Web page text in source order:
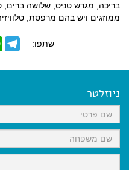
בריכה, מגרש טניס, שלושה ברים,
ממוזגים ויש בהם מרפסת,
שתפו:
t
T
e
e
m
ניוזלטר